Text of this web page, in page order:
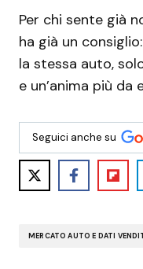
Per chi sente già
ha già un
la stessa auto,
e un’anima più da
Seguici anche su
MERCATO AUTO E DATI